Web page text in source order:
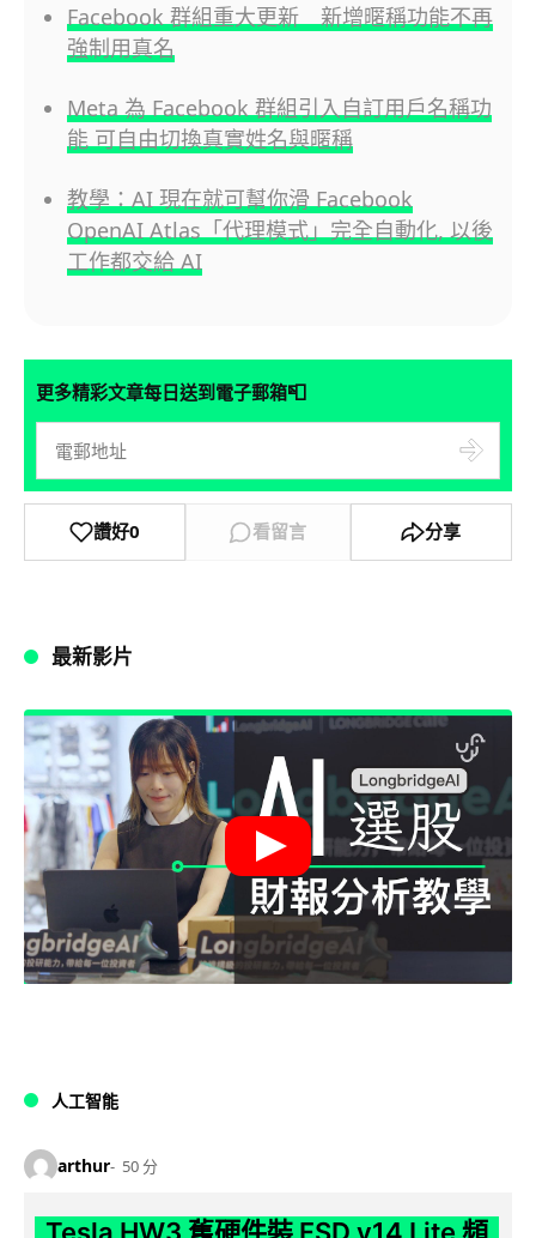
Facebook 群組重大更新 新增暱稱功能不再
強制用真名
Meta 為 Facebook 群組引入自訂用戶名稱功
能 可自由切換真實姓名與暱稱
教學：AI 現在就可幫你滑 Facebook
OpenAI Atlas「代理模式」完全自動化, 以後
工作都交給 AI
更多精彩文章每日送到電子郵箱📮
讚好0 看留言 分享
最新影片
人工智能
arthur 50 分